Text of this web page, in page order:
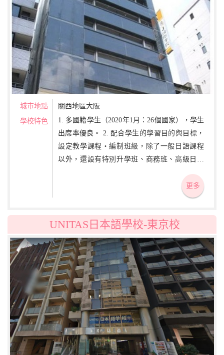
城市地點
關西地區大阪
學校特色
1. 多國籍學生（2020年1月：26個國家），學生
出席率優良。 2. 配合學生的學習目的與目標，
設定教學課程・編制班級，除了一般日語課程
以外，還設有特別升學班、商務班、高級日語
發副教材和一般教材併用，更加提高學生「活
更多
UNITAS日本語學校-東京校